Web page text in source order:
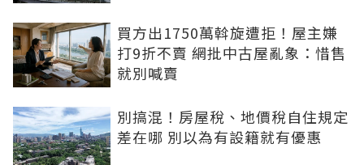
買方出1750萬斡旋遭拒！屋主嫌
打9折不賣 網批中古屋亂象：惜售
就別喊賣
別搞混！房屋稅、地價稅自住規定
差在哪 別以為有設籍就有優惠